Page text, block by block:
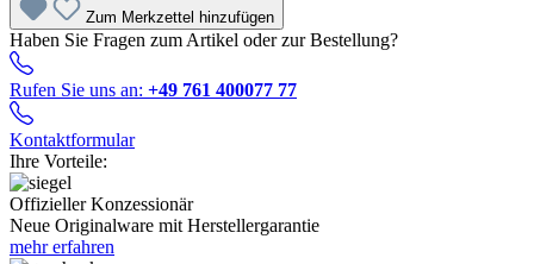
Zum Merkzettel hinzufügen
Haben Sie Fragen zum Artikel oder zur Bestellung?
Rufen Sie uns an: +49 761 400077 77
Kontaktformular
Ihre Vorteile:
Offizieller Konzessionär
Neue Originalware mit Herstellergarantie
mehr erfahren